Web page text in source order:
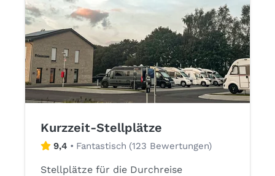
Kurzzeit-Stellplätze
9,4 • Fantastisch (123 Bewertungen)
Stellplätze für die Durchreise